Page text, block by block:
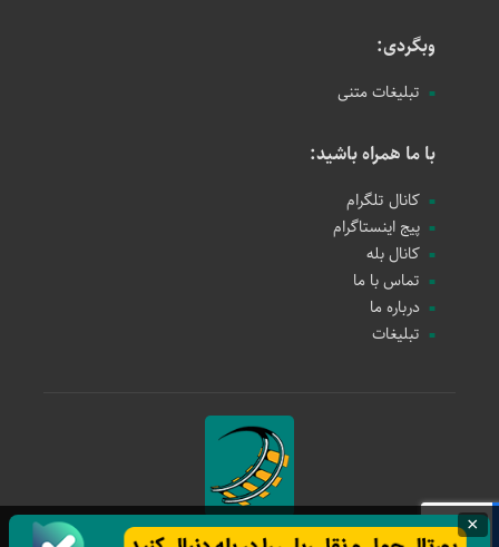
وبگردی:
تبلیغات متنی
با ما همراه باشید:
کانال تلگرام
پیج اینستاگرام
کانال بله
تماس با ما
درباره ما
تبلیغات
حمل و نقل ریلی
×